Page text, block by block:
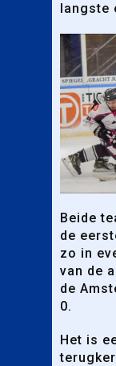
langste
Beide
de
zo in
van de
de
0.
Het is